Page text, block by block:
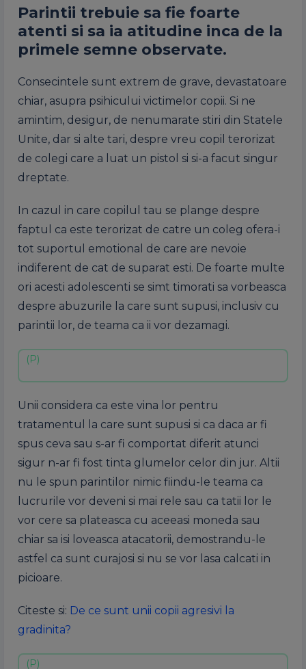
Parintii trebuie sa fie foarte
atenti si sa ia atitudine inca de la
primele semne observate.
Consecintele sunt extrem de grave, devastatoare
chiar, asupra psihicului victimelor copii. Si ne
amintim, desigur, de nenumarate stiri din Statele
Unite, dar si alte tari, despre vreu copil terorizat
de colegi care a luat un pistol si si-a facut singur
dreptate.
In cazul in care copilul tau se plange despre
faptul ca este terorizat de catre un coleg ofera-i
tot suportul emotional de care are nevoie
indiferent de cat de suparat esti. De foarte multe
ori acesti adolescenti se simt timorati sa vorbeasca
despre abuzurile la care sunt supusi, inclusiv cu
parintii lor, de teama ca ii vor dezamagi.
Unii considera ca este vina lor pentru
tratamentul la care sunt supusi si ca daca ar fi
spus ceva sau s-ar fi comportat diferit atunci
sigur n-ar fi fost tinta glumelor celor din jur. Altii
nu le spun parintilor nimic fiindu-le teama ca
lucrurile vor deveni si mai rele sau ca tatii lor le
vor cere sa plateasca cu aceeasi moneda sau
chiar sa isi loveasca atacatorii, demostrandu-le
astfel ca sunt curajosi si nu se vor lasa calcati in
picioare.
Citeste si: De ce sunt unii copii agresivi la
gradinita?